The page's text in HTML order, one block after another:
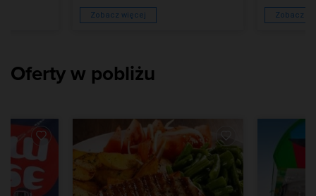
Zobacz więcej Zobacz
Oferty w pobliżu